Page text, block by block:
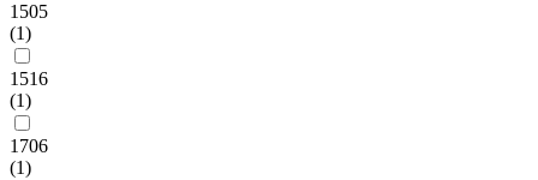
1505
(1)
1516
(1)
1706
(1)